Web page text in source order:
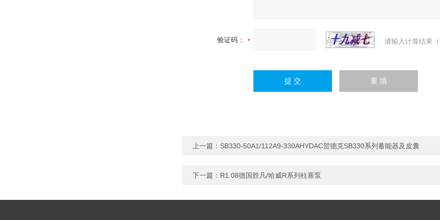
验证码： 请输入计算结果
上一篇： SB330-50A1/112A9-330AHYDAC贺德克SB330系列蓄能器及皮囊
下一篇： R1.08德国胜凡/哈威R系列柱塞泵